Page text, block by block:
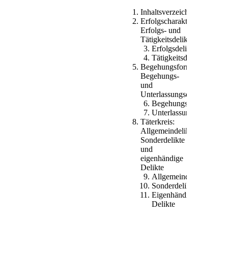
Inhaltsverzeichnis
Erfolgscharakter:
Erfolgs- und
Tätigkeitsdelikte
Erfolgsdelikte
Tätigkeitsdelikte
Begehungsform:
Begehungs-
und
Unterlassungsdelikte
Begehungsdelikte
Unterlassungsdelikte
Täterkreis:
Allgemeindelikte,
Sonderdelikte
und
eigenhändige
Delikte
Allgemeindelikte
Sonderdelikte
Eigenhändige
Delikte